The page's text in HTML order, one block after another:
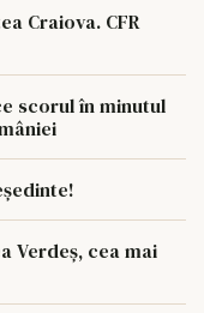
Craiova. CFR
scorul în minutul
Verdeș, cea mai